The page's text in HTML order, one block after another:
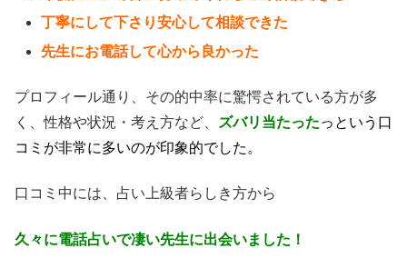
丁寧にして下さり安心して相談できた
先生にお電話して心から良かった
プロフィール通り、その的中率に驚愕されている方が多
く、性格や状況・考え方など、
ズバリ当たったっという口
コミが非常に多いのが印象的でした。
口コミ中には、占い上級者らしき方から
久々に電話占いで凄い先生に出会いました！